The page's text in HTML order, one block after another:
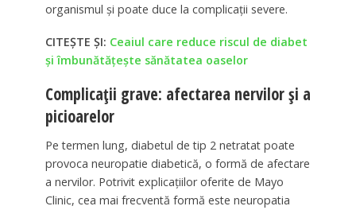
organismul și poate duce la complicații severe.
CITEȘTE ȘI: Ceaiul care reduce riscul de diabet
și îmbunătățește sănătatea oaselor
Complicații grave: afectarea nervilor și a
picioarelor
Pe termen lung, diabetul de tip 2 netratat poate
provoca neuropatie diabetică, o formă de afectare
a nervilor. Potrivit explicațiilor oferite de Mayo
Clinic, cea mai frecventă formă este neuropatia